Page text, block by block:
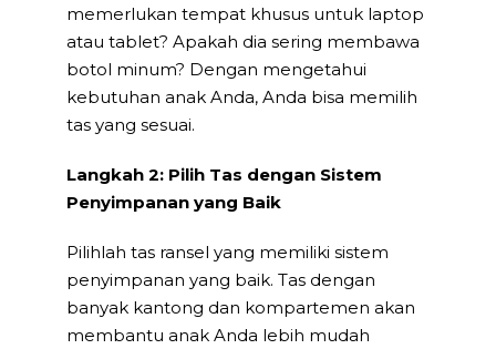
memerlukan tempat khusus untuk laptop
atau tablet? Apakah dia sering membawa
botol minum? Dengan mengetahui
kebutuhan anak Anda, Anda bisa memilih
tas yang sesuai.
Langkah 2: Pilih Tas dengan Sistem
Penyimpanan yang Baik
Pilihlah tas ransel yang memiliki sistem
penyimpanan yang baik. Tas dengan
banyak kantong dan kompartemen akan
membantu anak Anda lebih mudah